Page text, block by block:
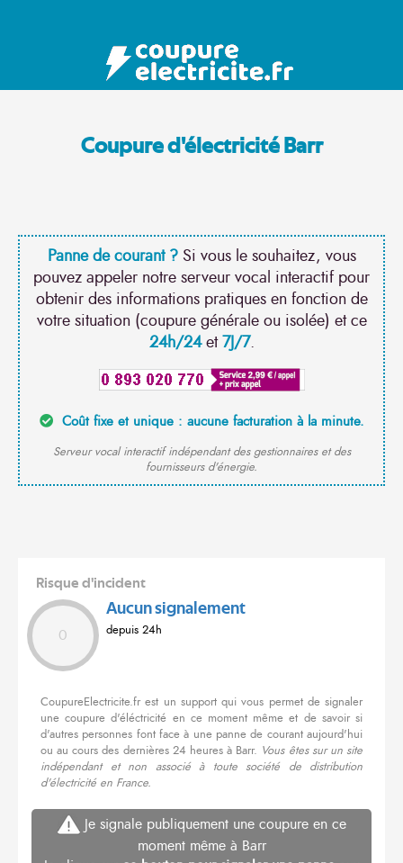
Coupure d'électricité Barr
Panne de courant ?Si vous le souhaitez, vous
pouvez appeler notre serveur vocal interactif pour
obtenir des informations pratiques en fonction de
votre situation (coupure générale ou isolée) et ce
24h/24et7J/7.
Coût fixe et unique : aucune facturation à la minute.
Serveur vocal interactif indépendant des gestionnaires et des
fournisseurs d'énergie.
Risque d'incident
0
Aucun signalement
depuis 24h
CoupureElectricite.fr est un support qui vous permet de signaler
une coupure d'éléctricité en ce moment même et de savoir si
d'autres personnes font face à une panne de courant aujourd'hui
ou au cours des dernières 24 heures à Barr. Vous êtes sur un site
indépendant et non associé à toute société de distribution
d'électricité en France.
Je signale publiquement une coupure en ce
moment même à Barr